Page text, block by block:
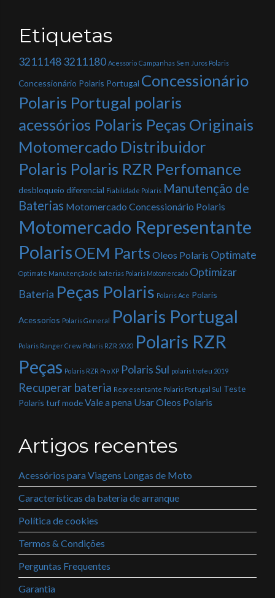
Etiquetas
32111483211180 Acessorio Campanhas Sem Juros Polaris
Concessionário Polaris Portugal Concessionário
Polaris Portugal polaris
acessórios Polaris Peças Originais
Motomercado Distribuidor
Polaris Polaris RZR Perfomance
desbloqueio diferencial Fiabilidade Polaris Manutenção de
Baterias Motomercado Concessionário Polaris
Motomercado Representante
PolarisOEM Parts Oleos Polaris Optimate
Optimate Manutenção de baterias Polaris Motomercado Optimizar
Bateria Peças Polaris Polaris Ace Polaris
Acessorios Polaris General Polaris Portugal
Polaris Ranger Crew Polaris RZR 2020 Polaris RZR
Peças Polaris RZR Pro XP Polaris Sul polaris trofeu 2019
Recuperar bateria Representante Polaris Portugal Sul Teste
Polaris turf modeVale a pena Usar Oleos Polaris
Artigos recentes
Acessórios para Viagens Longas de Moto
Características da bateria de arranque
Política de cookies
Termos & Condições
Perguntas Frequentes
Garantia